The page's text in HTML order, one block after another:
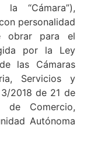
“Cámara”),
personalidad
obrar para el
por la Ley
las Cámaras
Servicios y
2018 de 21 de
de Comercio,
Autónoma